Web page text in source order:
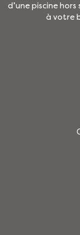
d’une piscine
à votre